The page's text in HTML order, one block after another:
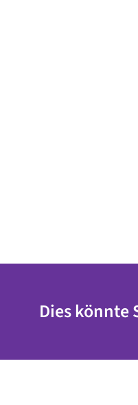
Dies könnte